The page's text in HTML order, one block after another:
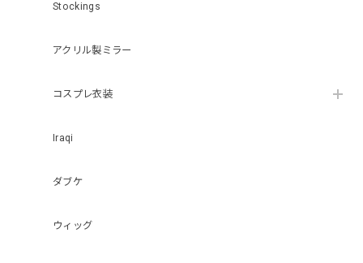
Stockings
アクリル製ミラー
コスプレ衣装
Iraqi
ダブケ
ウィッグ